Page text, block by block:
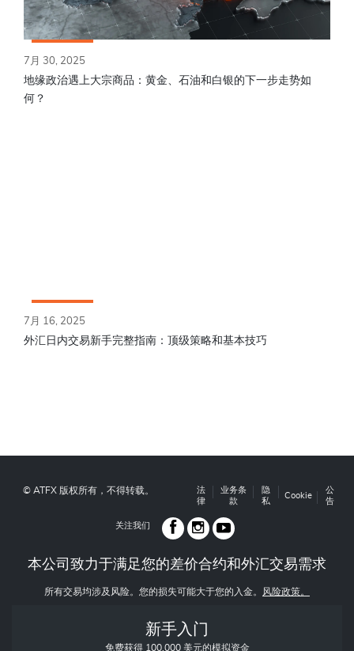
7月 30, 2025
地缘政治遇上大宗商品：黄金、石油和白银的下一步走势如
何？
7月 16, 2025
外汇日内交易新手完整指南：顶级策略和基本技巧
© ATFX 版权所有，不得转载。
法
律
业务条
款
隐
私
Cookie
公
告
关注我们
本公司致力于满足您的差价合约和外汇交易需求
所有交易均涉及风险。您的损失可能大于您的入金。 风险政策。
新手入门
免费获得 100,000 美元的模拟资金